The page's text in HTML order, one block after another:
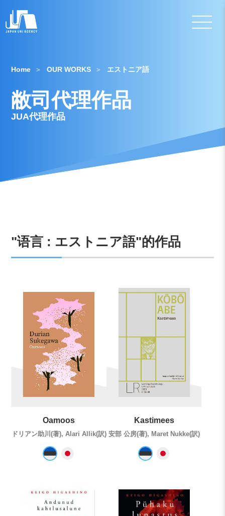
Home OUR WORKS エストニア語
敝司代理作品
JUA代理作品
"语言 : エストニア語"的作品
Oamoos
ドリアン助川(著), Alari Allik(訳)
Kastimees
安部 公房(著), Maret Nukke(訳)